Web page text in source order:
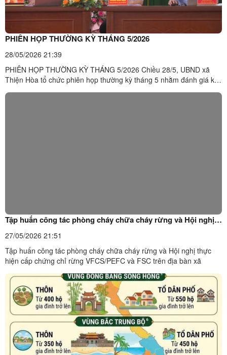
PHIÊN HỌP THƯỜNG KỲ THÁNG 5/2026
28/05/2026 21:39
PHIÊN HỌP THƯỜNG KỲ THÁNG 5/2026 Chiều 28/5, UBND xã
Thiện Hòa tổ chức phiên họp thường kỳ tháng 5 nhằm đánh giá kết
Tập huấn công tác phòng cháy chữa cháy rừng và Hội nghị
thực hiện cấp chứng chỉ rừng VFCS/PEFC và FSC trên địa
bàn xã
27/05/2026 21:51
Tập huấn công tác phòng cháy chữa cháy rừng và Hội nghị thực
hiện cấp chứng chỉ rừng VFCS/PEFC và FSC trên địa bàn xã